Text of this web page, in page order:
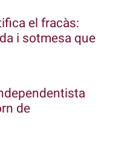
el fracàs:
i sotmesa que
de